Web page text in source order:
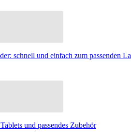
schnell und einfach zum passenden
und passendes Zubehör